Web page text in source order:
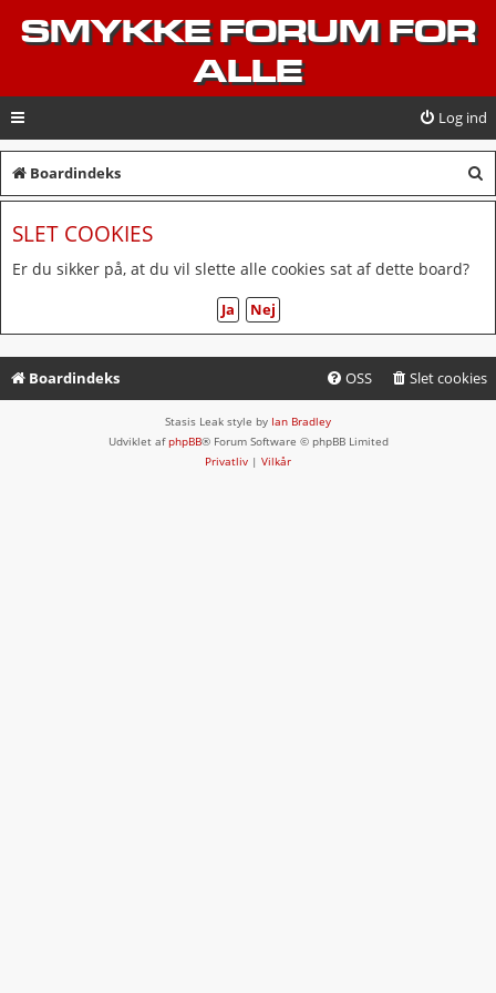
SMYKKE FORUM FOR
ALLE
Log ind
Boardindeks
ø
SLET COOKIES
Er du sikker på, at du vil slette alle cookies sat af dette board?
Boardindeks Slet cookies
OSS
Stasis Leak style by Ian Bradley
Udviklet afphpBB® Forum Software © phpBB Limited
Privatliv | Vilkår